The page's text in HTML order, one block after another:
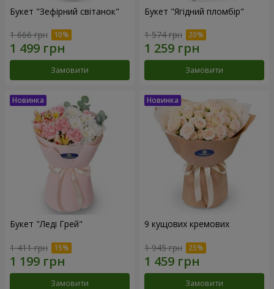
Букет "Зефірний світанок"
1 666 грн
Замовити
Букет "Ягідний пломбір"
1 574 грн
Замовити
Букет "Леді Грей"
1 411 грн
Замовити
9 кущових кремових
1 945 грн
Замовити